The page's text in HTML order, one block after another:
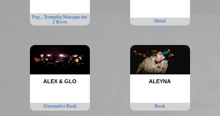
Pop,Tremplin Musique des
2 Rives
Metal
ALEX & GLO
Alternative Rock
ALEYNA
Rock